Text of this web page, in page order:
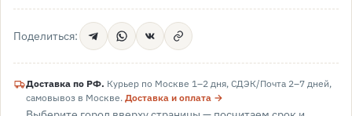
Поделиться:
Доставка по РФ. Курьер по Москве 1–2 дня, СДЭК/Почта 2–7 дней,
самовывоз в Москве. Доставка и оплата →